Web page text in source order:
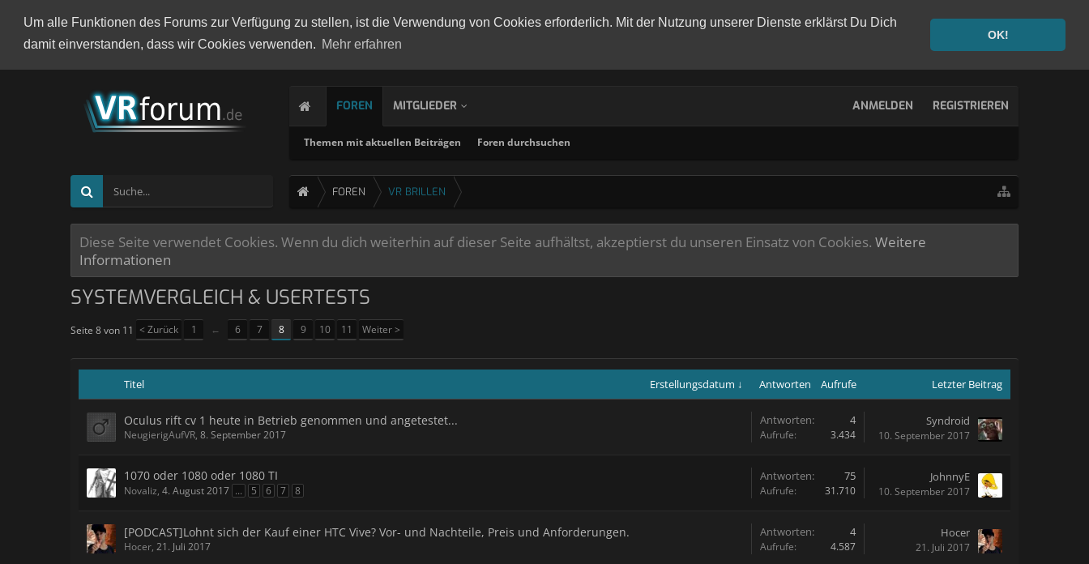
Um alle Funktionen des Forums zur Verfügung zu stellen, ist die Verwendung von Cookies erforderlich. Mit der Nutzung unserer Dienste erklärst Du Dich
damit einverstanden, dass wir Cookies verwenden. Mehr erfahren
OK!
FOREN
Themen mit aktuellen Beiträgen Foren durchsuchen
MITGLIEDER ANMELDEN REGISTRIEREN
FOREN VR BRILLEN
Diese Seite verwendet Cookies. Wenn du dich weiterhin auf dieser Seite aufhältst, akzeptierst du unseren Einsatz von Cookies. Weitere
Informationen
SYSTEMVERGLEICH & USERTESTS
Seite 8 von 11 < Zurück 1 ← 6 7 8 9 10 11 Weiter >
Titel Erstellungsdatum ↓ Antworten Aufrufe Letzter Beitrag
Oculus rift cv 1 heute in Betrieb genommen und angetestet...
NeugierigAufVR, 8. September 2017
Antworten: 4
Aufrufe: 3.434
Syndroid
10. September 2017
1070 oder 1080 oder 1080 TI
Novaliz, 4. August 2017 ... 5 6 7 8
Antworten: 75
Aufrufe: 31.710
JohnnyE
10. September 2017
[PODCAST]Lohnt sich der Kauf einer HTC Vive? Vor- und Nachteile, Preis und Anforderungen.
Hocer, 21. Juli 2017
Antworten: 4
Aufrufe: 4.587
Hocer
21. Juli 2017